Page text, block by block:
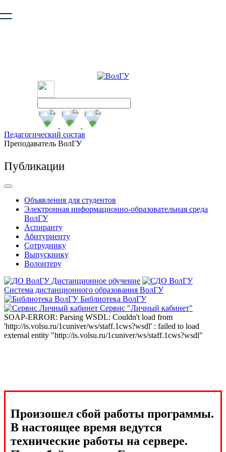
безопасную работу с сайтом. Пожалуйста
Педагогический состав
Преподаватель ВолГУ
Публикации
Объявления для студентов
Электронная информационно-образовательная среда
ВолГУ
Аспиранту
Абитуриенту
Сотруднику
Выпускнику
Волонтеру
Дистанционное обучение
Система дистанционного образования ВолГУ
Библиотека ВолГУ
Сервис "Личный кабинет"
SOAP-ERROR: Parsing WSDL: Couldn't load from
'http://is.volsu.ru/1cuniver/ws/staff.1cws?wsdl' : failed to load
external entity "http://is.volsu.ru/1cuniver/ws/staff.1cws?wsdl"
Произошел сбой работы программы.
В настоящее время ведутся
технические работы на сервере.